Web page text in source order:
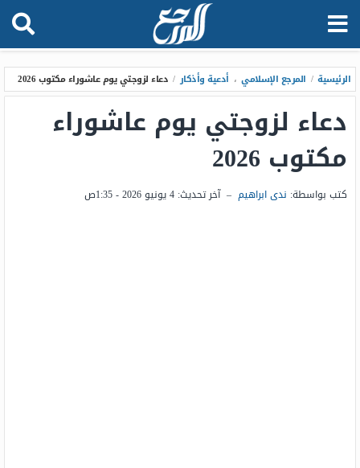
الرئيسية / المرجع الإسلامي ، أدعية وأذكار / دعاء لزوجتي يوم عاشوراء مكتوب 2026
دعاء لزوجتي يوم عاشوراء
مكتوب 2026
كتب بواسطة: ندى ابراهيم – آخر تحديث: 4 يونيو 2026 - 1:35ص